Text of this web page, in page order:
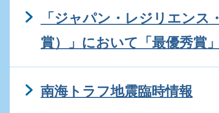
「ジャパン・レジリエンス
賞）」において「最優秀賞
南海トラフ地震臨時情報